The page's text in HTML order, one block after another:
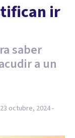
ir
saber
a un
23 octubre, 2024 -